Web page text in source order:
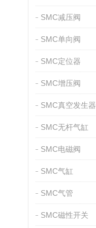
SMC减压阀
SMC单向阀
SMC定位器
SMC增压阀
SMC真空发生器
SMC无杆气缸
SMC电磁阀
SMC气缸
SMC气管
SMC磁性开关